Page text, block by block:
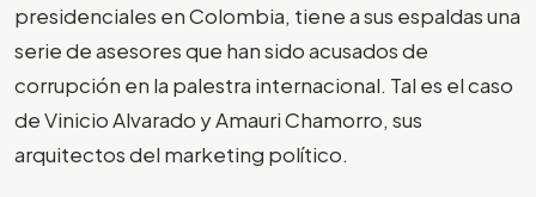
presidenciales en Colombia, tiene a sus espaldas una
serie de asesores que han sido acusados de
corrupción en la palestra internacional. Tal es el caso
de Vinicio Alvarado y Amauri Chamorro, sus
arquitectos del marketing político.